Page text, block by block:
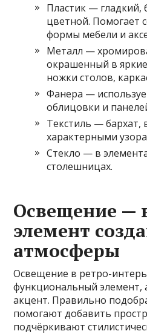
Пластик — гладкий,
цветной. Помогает
формы мебели и
Металл —
окрашенный в
ножки столов,
Фанера —
облицовки и
Текстиль — бархат,
характерными
Стекло — в
столешницах.
Освещение —
элемент
атмосферы
Освещение в ретро-
функциональный
акцент. Правильно
помогают добавить
подчёркивают